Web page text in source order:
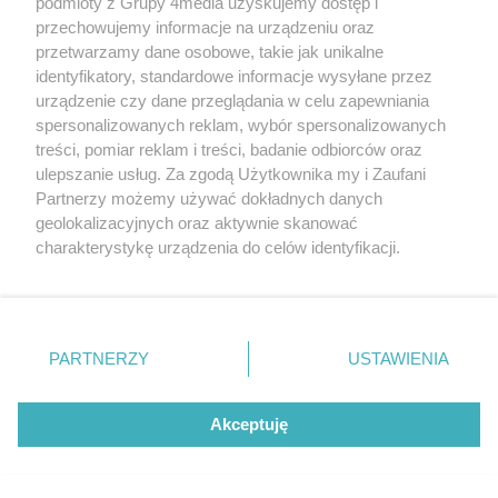
Hulajnogi elektryczne pod lupą policji. Od
marca odnotowano już 28 zdarzeń
Data dodania artykułu:
08.08.2026 17:45
Kategorie artykułu:
Radom
przechowujemy informacje na urządzeniu oraz
przetwarzamy dane osobowe, takie jak unikalne
identyfikatory, standardowe informacje wysyłane przez
urządzenie czy dane przeglądania w celu zapewniania
spersonalizowanych reklam, wybór spersonalizowanych
treści, pomiar reklam i treści, badanie odbiorców oraz
ulepszanie usług. Za zgodą Użytkownika my i Zaufani
Partnerzy możemy używać dokładnych danych
geolokalizacyjnych oraz aktywnie skanować
charakterystykę urządzenia do celów identyfikacji.
zmienić/wycofać klikając przycisk ustawień prywatności
znajdujący się w lewym dolnym rogu strony
. Niektóre
użytkownika, ale masz prawo sprzeciwić się takiemu
przetwarzaniu. Preferencje będą miały zastosowania tylko
PARTNERZY USTAWIENIA
Akceptuję